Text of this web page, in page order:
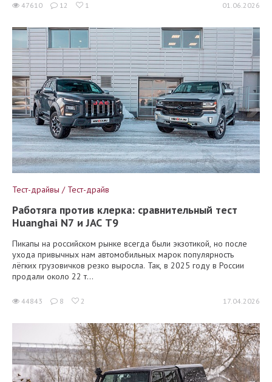
47610 12 1 01.06.2026
Тест-драйвы / Тест-драйв
Работяга против клерка: сравнительный тест
Huanghai N7 и JAC T9
Пикапы на российском рынке всегда были экзотикой, но после
ухода привычных нам автомобильных марок популярность
лёгких грузовичков резко выросла. Так, в 2025 году в России
продали около 22 т...
44843 8 2 17.04.2026